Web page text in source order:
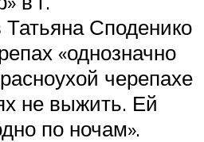
Споденико
«однозначно
черепахе
не выжить. Ей
по ночам».